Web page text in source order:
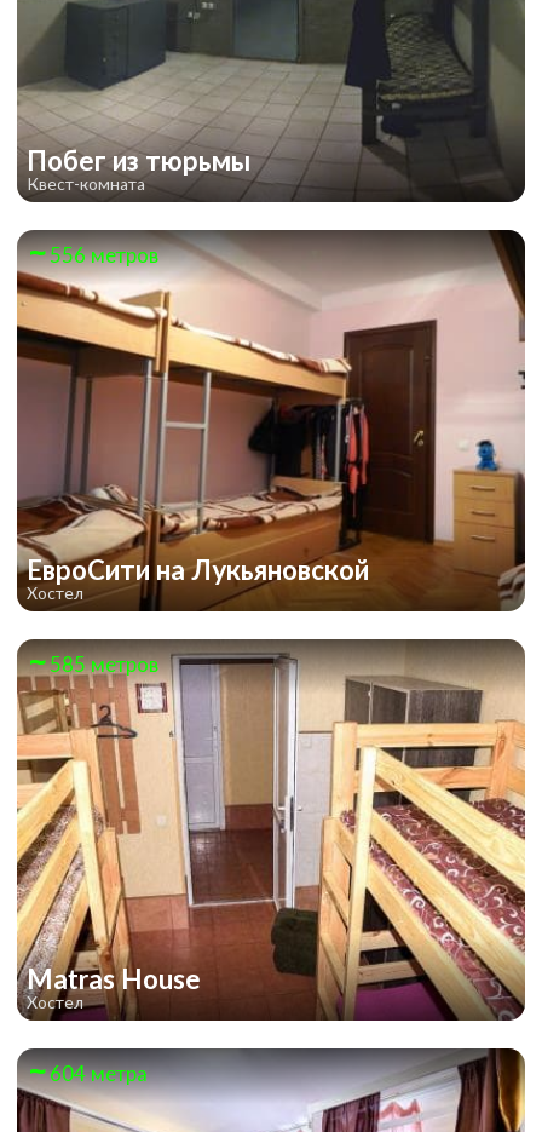
Побег из тюрьмы
Квест-комната
556 метров
ЕвроСити на Лукьяновской
Хостел
585 метров
Matras House
Хостел
604 метра